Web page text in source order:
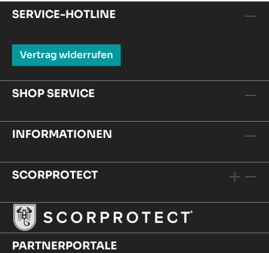
SERVICE-HOTLINE
Vertrag widerrufen
SHOP SERVICE
INFORMATIONEN
SCORPROTECT
PARTNERPORTALE